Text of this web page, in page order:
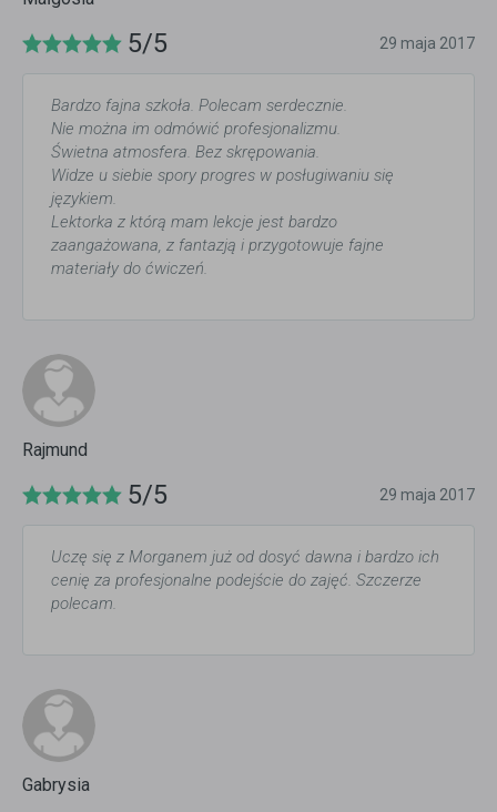
5/5 29 maja 2017
Bardzo fajna szkoła. Polecam serdecznie.
Nie można im odmówić profesjonalizmu.
Świetna atmosfera. Bez skrępowania.
Widze u siebie spory progres w posługiwaniu się
językiem.
Lektorka z którą mam lekcje jest bardzo
zaangażowana, z fantazją i przygotowuje fajne
materiały do ćwiczeń.
Rajmund
5/5 29 maja 2017
Uczę się z Morganem już od dosyć dawna i bardzo ich
cenię za profesjonalne podejście do zajęć. Szczerze
polecam.
Gabrysia